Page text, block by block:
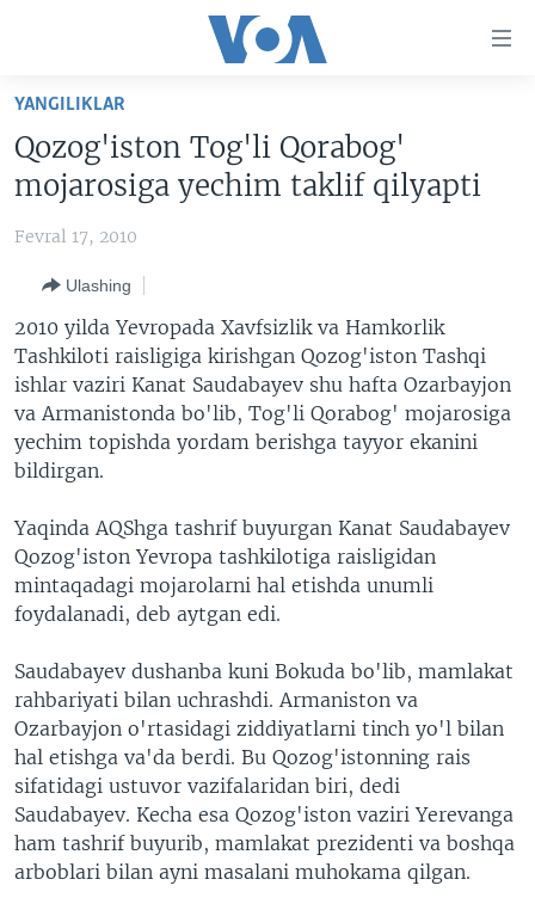
Boshiga
Qidiruvga
o'ting
AMERIKA
VATANDOSHLAR
MULTIMEDIA
AMERIKA MANZARALARI
XALQARO HAYOT
VASHINGTON CHOYXONASI
VIDEO
XABARLAR SURATLARDA
IJTIMOIY TARMOQLAR
FACEBOOK
YOUTUBE
ODNOKLASSNIKI
TELEGRAM
SOUNDCLOUD
INGLIZ TILI DARSLARI
EDITORIAL
Learning English
YANGILIKLAR
Qozog'iston Tog'li Qorabog'
mojarosiga yechim taklif qilyapti
Fevral 17, 2010
Ulashing
2010 yilda Yevropada Xavfsizlik va Hamkorlik
Tashkiloti raisligiga kirishgan Qozog'iston Tashqi
ishlar vaziri Kanat Saudabayev shu hafta Ozarbayjon
va Armanistonda bo'lib, Tog'li Qorabog' mojarosiga
yechim topishda yordam berishga tayyor ekanini
bildirgan.
Yaqinda AQShga tashrif buyurgan Kanat Saudabayev
Qozog'iston Yevropa tashkilotiga raisligidan
mintaqadagi mojarolarni hal etishda unumli
foydalanadi, deb aytgan edi.
Saudabayev dushanba kuni Bokuda bo'lib, mamlakat
rahbariyati bilan uchrashdi. Armaniston va
Ozarbayjon o'rtasidagi ziddiyatlarni tinch yo'l bilan
hal etishga va'da berdi. Bu Qozog'istonning rais
sifatidagi ustuvor vazifalaridan biri, dedi
Saudabayev. Kecha esa Qozog'iston vaziri Yerevanga
ham tashrif buyurib, mamlakat prezidenti va boshqa
arboblari bilan ayni masalani muhokama qilgan.